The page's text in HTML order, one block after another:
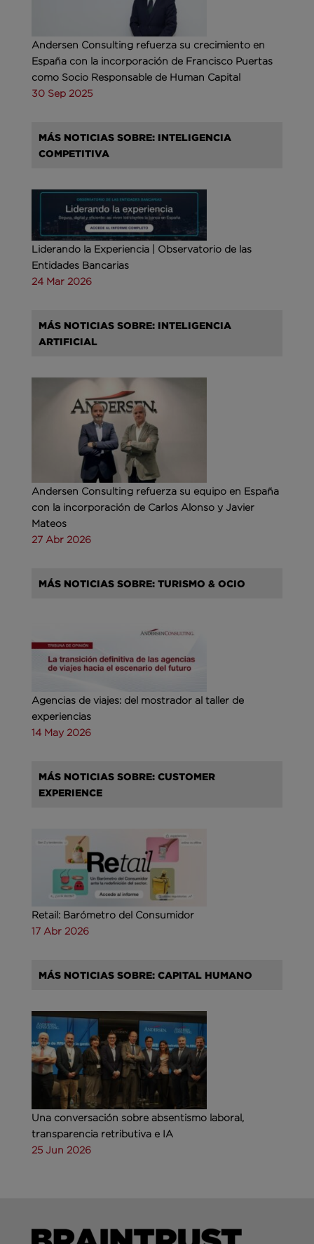
Andersen Consulting refuerza su crecimiento en
España con la incorporación de Francisco Puertas
como Socio Responsable de Human Capital
30 Sep 2025
MÁS NOTICIAS SOBRE: INTELIGENCIA
COMPETITIVA
Liderando la Experiencia | Observatorio de las
Entidades Bancarias
24 Mar 2026
MÁS NOTICIAS SOBRE: INTELIGENCIA
ARTIFICIAL
Andersen Consulting refuerza su equipo en España
con la incorporación de Carlos Alonso y Javier
Mateos
27 Abr 2026
MÁS NOTICIAS SOBRE: TURISMO & OCIO
Agencias de viajes: del mostrador al taller de
experiencias
14 May 2026
MÁS NOTICIAS SOBRE: CUSTOMER
EXPERIENCE
Retail: Barómetro del Consumidor
17 Abr 2026
MÁS NOTICIAS SOBRE: CAPITAL HUMANO
Una conversación sobre absentismo laboral,
transparencia retributiva e IA
25 Jun 2026